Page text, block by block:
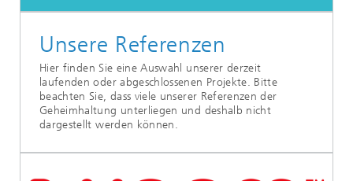
Unsere Referenzen
Hier finden Sie eine Auswahl unserer derzeit
laufenden oder abgeschlossenen Projekte. Bitte
beachten Sie, dass viele unserer Referenzen der
Geheimhaltung unterliegen und deshalb nicht
dargestellt werden können.